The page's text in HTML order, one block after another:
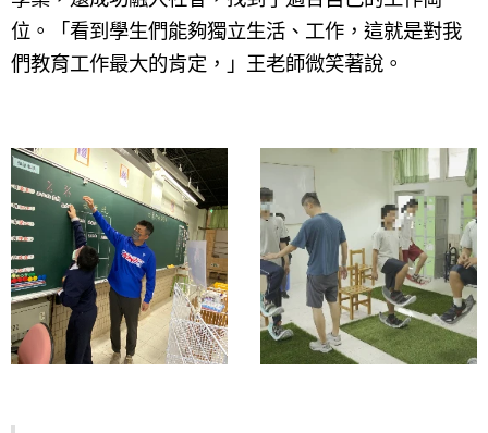
位。「看到學生們能夠獨立生活、工作，這就是對我
們教育工作最大的肯定，」王老師微笑著說。